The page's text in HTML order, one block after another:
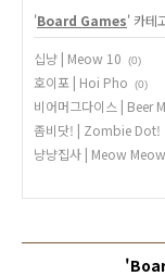
'Board Games' 카테
십냥 | Meow 10 (0)
호이포 | Hoi Pho (0)
비어머그다이스 | Beer
좀비닷! | Zombie Dot!
냥냥집사 | Meow